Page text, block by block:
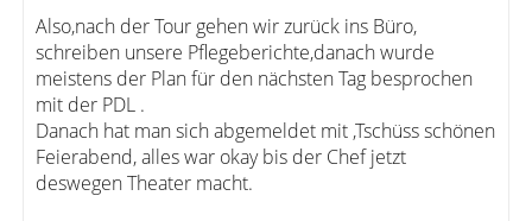
Also,nach der Tour gehen wir zurück ins Büro,
schreiben unsere Pflegeberichte,danach wurde
meistens der Plan für den nächsten Tag besprochen
mit der PDL .
Danach hat man sich abgemeldet mit ,Tschüss schönen
Feierabend, alles war okay bis der Chef jetzt
deswegen Theater macht.